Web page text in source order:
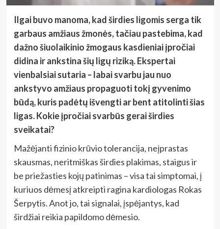
Ilgai buvo manoma, kad širdies ligomis serga tik
garbaus amžiaus žmonės, tačiau pastebima, kad
dažno šiuolaikinio žmogaus kasdieniai įpročiai
didina ir ankstina šių ligų riziką. Ekspertai
vienbalsiai sutaria – labai svarbu jau nuo
ankstyvo amžiaus propaguoti tokį gyvenimo
būdą, kuris padėtų išvengti ar bent atitolinti šias
ligas. Kokie įpročiai svarbūs gerai širdies
sveikatai?
Mažėjanti fizinio krūvio tolerancija, neįprastas
skausmas, neritmiškas širdies plakimas, staigus ir
be priežasties kojų patinimas – visa tai simptomai, į
kuriuos dėmesį atkreipti ragina kardiologas Rokas
Šerpytis. Anot jo, tai signalai, įspėjantys, kad
širdžiai reikia papildomo dėmesio.